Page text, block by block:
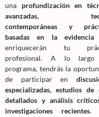
una profundización en
avanzadas,
contemporáneas y
basadas en la evidencia
enriquecerán tu
profesional. A lo largo
programa, tendrás la
de participar en
especializadas, estudios de
detallados y análisis
investigaciones recientes.